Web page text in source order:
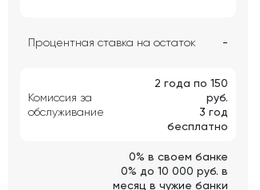
Процентная ставка на остаток -
Комиссия за
обслуживание
2 года по 150
руб.
3 год
бесплатно
0% в своем банке
0% до 10 000 руб. в
месяц в чужие банки